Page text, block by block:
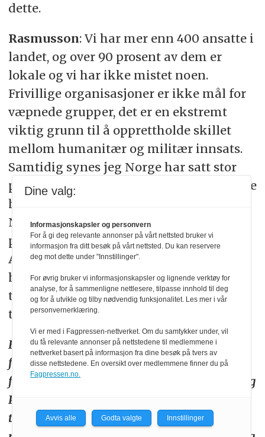
dette.
Rasmusson: Vi har mer enn 400 ansatte i
landet, og over 90 prosent av dem er
lokale og vi har ikke mistet noen.
Frivillige organisasjoner er ikke mål for
væpnede grupper, det er en ekstremt
viktig grunn til å opprettholde skillet
mellom humanitær og militær innsats.
Samtidig synes jeg Norge har satt stor
pris på det soldatene har gjort i landet. De
har fått mye skryt og ros i det offisielle
Norge. Jeg opplever at soldatene, de mest
profesjonelle og dyktige jeg har møtt i
Afghanistan, har fått mye mer ros enn
hva vi har fått. Men norske politikere
trenger ikke skryte så fælt av oss, de
trenger ikke forsvare at vi er der.
Flyktninghjelpen jobber videre i Afghanistan
for å dekke behovet til 600 000 internt
fordrevne og tre millioner flyktninger i Iran og
Pakistan. Deres mål er at befolkningen skal
tilbake. Men Rasmusson sier tiden ikke er
Dine valg:
Informasjonskapsler og personvern
For å gi deg relevante annonser på vårt nettsted bruker vi
informasjon fra ditt besøk på vårt nettsted. Du kan reservere
deg mot dette under "Innstillinger".
For øvrig bruker vi informasjonskapsler og lignende verktøy for
analyse, for å sammenligne nettlesere, tilpasse innhold til deg
og for å utvikle og tilby nødvendig funksjonalitet. Les mer i vår
personvernerklæring.
Vi er med i Fagpressen-nettverket. Om du samtykker under, vil
du få relevante annonser på nettstedene til medlemmene i
nettverket basert på informasjon fra dine besøk på tvers av
disse nettstedene. En oversikt over medlemmene finner du på
Fagpressen.no.
Avvis alle Godta valgte Innstillinger